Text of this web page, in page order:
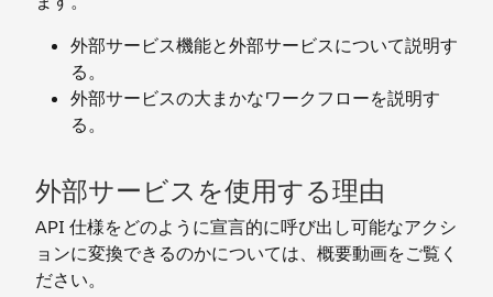
外部サービス機能と外部サービスについて説明す
る。
外部サービスの大まかなワークフローを説明す
る。
外部サービスを使用する理由
API 仕様をどのように宣言的に呼び出し可能なアクシ
ョンに変換できるのかについては、概要動画をご覧く
ださい。